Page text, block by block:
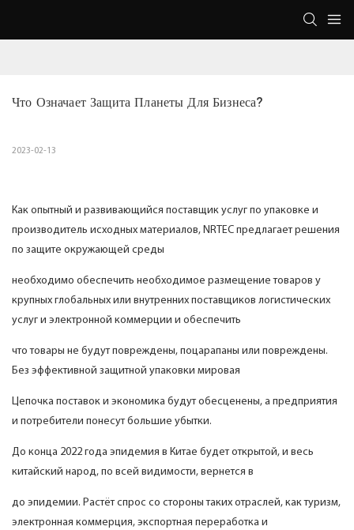
Что Означает Защита Планеты Для Бизнеса?
2023-02-13
Как опытный и развивающийся поставщик услуг по упаковке и
производитель исходных материалов, NRTEC предлагает решения
по защите окружающей среды
необходимо обеспечить необходимое размещение товаров у
крупных глобальных или внутренних поставщиков логистических
услуг и электронной коммерции и обеспечить
что товары не будут повреждены, поцарапаны или повреждены.
Без эффективной защитной упаковки мировая
Цепочка поставок и экономика будут обесценены, а предприятия
и потребители понесут большие убытки.
До конца 2022 года эпидемия в Китае будет открытой, и весь
китайский народ, по всей видимости, вернется в
до эпидемии. Растёт спрос со стороны таких отраслей, как туризм,
электронная коммерция, экспортная переработка и